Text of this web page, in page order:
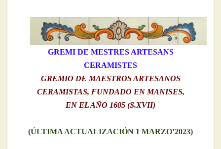
GREMI DE MESTRES ARTESANS
CERAMISTES
GREMIO DE MAESTROS ARTESANOS
CERAMISTAS, FUNDADO EN MANISES,
EN EL AÑO 1605 (S.XVII)
(ÚLTIMA ACTUALIZACIÓN 1 MARZO’2023)